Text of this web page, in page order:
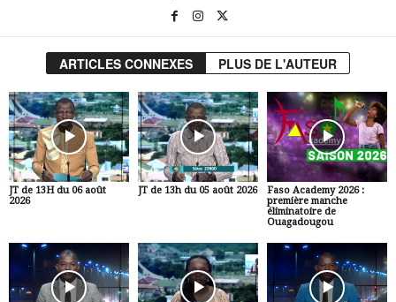
ARTICLES CONNEXES PLUS DE L'AUTEUR
JT de 13H du 06 août
2026
JT de 13h du 05 août 2026
Faso Academy 2026 :
première manche
éliminatoire de
Ouagadougou